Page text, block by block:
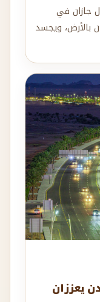
جازان في
بالأرض، ويجسد
يعززان